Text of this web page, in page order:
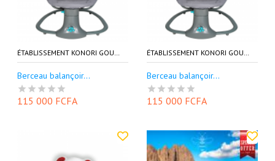
ÉTABLISSEMENT KONORI GOURIA EKG
Berceau balançoir...
115 000 FCFA
ÉTABLISSEMENT KONORI GOURIA EKG
Berceau balançoir...
115 000 FCFA